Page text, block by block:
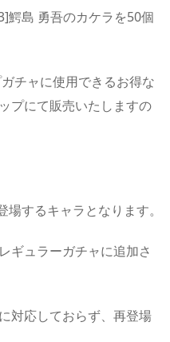
島 勇吾のカケラを50個
チャに使用できるお得な
プにて販売いたしますの
するキャラとなります。
ギュラーガチャに追加さ
対応しておらず、再登場